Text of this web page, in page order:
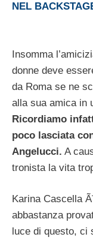
NEL
Insomma
donne deve
da Roma se ne
alla sua amica in
Ricordiamo
poco lasciata
Angelucci. A
tronista la vita
Karina Cascella
abbastanza
luce di questo, ci